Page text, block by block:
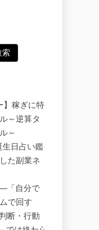
索
】稼ぎに特
～逆算タ
～
生日占い鑑
た副業ネ
「自分で
で回す
断・行動